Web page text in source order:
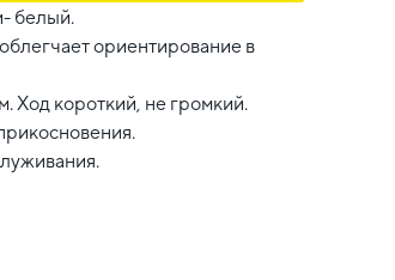
белый.
ориентирование в
Ход короткий, не громкий.